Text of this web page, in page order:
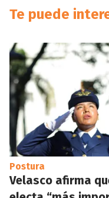
Te puede
Postura
Velasco afirma